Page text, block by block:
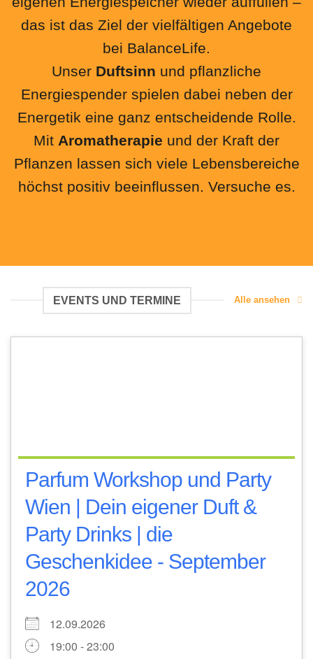
das ist das Ziel der vielfältigen Angebote
bei BalanceLife.
Unser Duftsinn und pflanzliche
Energiespender spielen dabei neben der
Energetik eine ganz entscheidende Rolle.
Mit Aromatherapie und der Kraft der
Pflanzen lassen sich viele Lebensbereiche
höchst positiv beeinflussen. Versuche es.
EVENTS UND TERMINE Alle ansehen
Parfum Workshop und Party
Wien | Dein eigener Duft &
Party Drinks | die
Geschenkidee - September
2026
12.09.2026
19:00 - 23:00